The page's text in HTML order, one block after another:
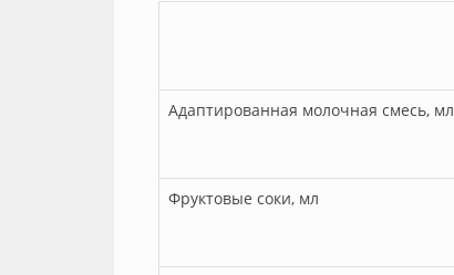
Адаптированная молочная смесь, мл
Фруктовые соки, мл